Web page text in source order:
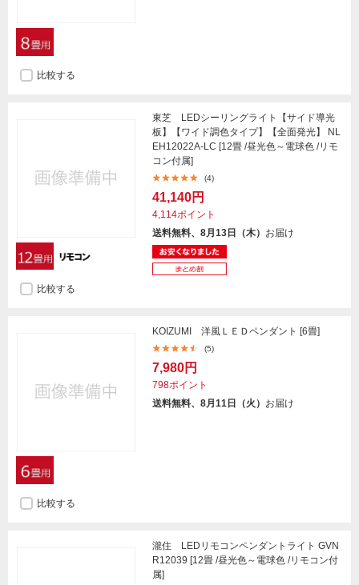
比較する
東芝 LEDシーリングライト【サイド導光
板】【ワイド調色タイプ】【全面発光】 NL
EH12022A-LC [12畳 /昼光色～電球色 /リモ
コン付属]
(4)
41,140円
4,114ポイント
送料無料、8月13日（木） お届け
比較する
KOIZUMI 洋風ＬＥＤペンダント [6畳]
(5)
7,980円
798ポイント
送料無料、8月11日（火） お届け
比較する
瀧住 LEDリモコンペンダントライト GVN
R12039 [12畳 /昼光色～電球色 /リモコン付
属]